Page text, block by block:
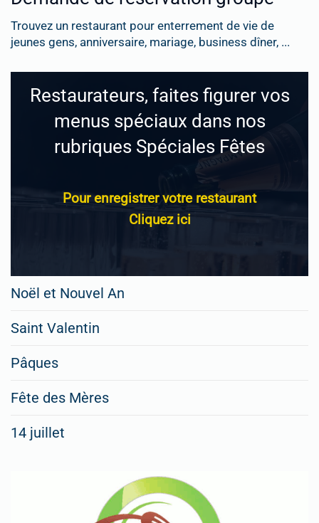
Trouvez un restaurant pour enterrement de vie de
jeunes gens, anniversaire, mariage, business dîner, ...
Restaurateurs, faites figurer vos
menus spéciaux dans nos
rubriques Spéciales Fêtes
Pour enregistrer votre restaurant
Cliquez ici
Noël et Nouvel An
Saint Valentin
Pâques
Fête des Mères
14 juillet